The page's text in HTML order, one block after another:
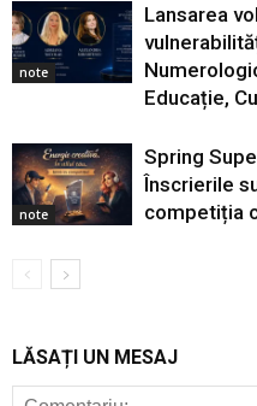
note
Lansarea
Educație,
note
Spring
Înscrierile
competiția
LĂSAȚI UN MESAJ